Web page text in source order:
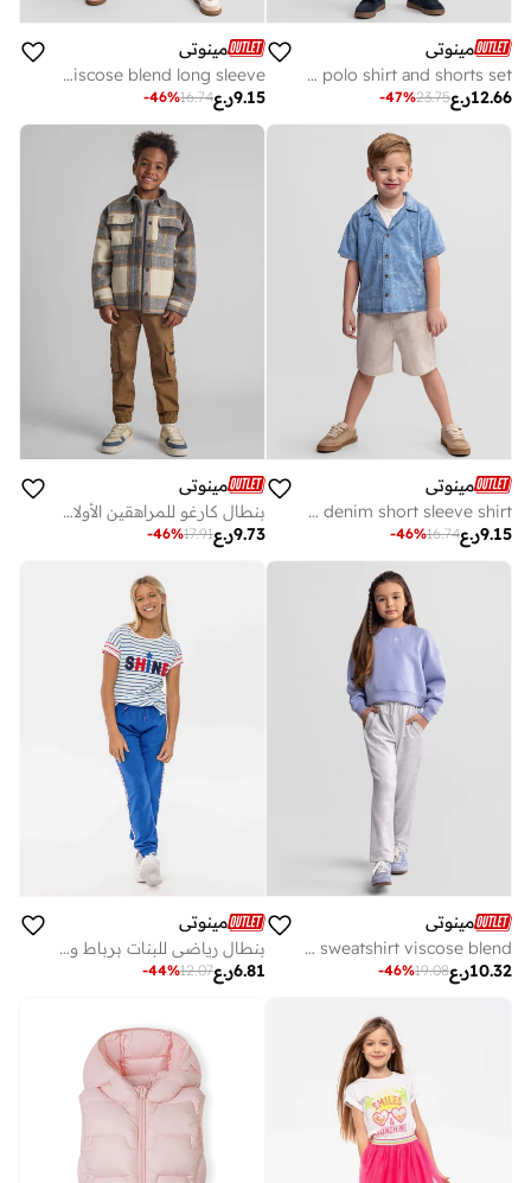
مينوتي
Boys knitted navy blue polo shirt and shorts set
ر.ع12.66
23.75
-47%
مينوتي
girls knitted lilac jumper viscose blend long sleeve
ر.ع9.15
16.74
-46%
مينوتي
Boys medium blue denim short sleeve shirt
ر.ع9.15
16.74
-46%
مينوتي
بنطال كارغو للمراهقين الأولاد بجيوب وسحاب وطباعة
ر.ع9.73
17.91
-46%
مينوتي
Girls long sleeve blue sweatshirt viscose blend
ر.ع10.32
19.08
-46%
مينوتي
بنطال رياضي للبنات برباط وجوانب مطبوعة مميزة
ر.ع6.81
12.07
-44%